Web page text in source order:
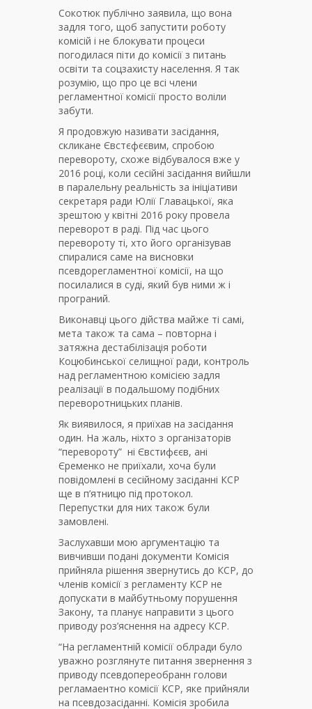
Сокотюк публічно заявила, що вона
задля того, щоб запустити роботу
комісій і не блокувати процеси
погодилася піти до комісії з питань
освіти та соцзахисту населення. Я так
розумію, що про це всі члени
регламентної комісії просто воліли
забути.
Я продовжую називати засідання,
скликане Євстєфєєвим, спробою
перевороту, схоже відбувалося вже у
2016 році, коли сесійні засідання вийшли
в паралельну реальність за ініціативи
секретаря ради Юлії Главацької, яка
зрештою у квітні 2016 року провела
переворот в раді. Під час цього
перевороту ті, хто його організував
спиралися саме на висновки
псевдорегламентної комісії, на що
посилалися в суді, який був ними ж і
програний.
Виконавці цього дійства майже ті самі,
мета також та сама – повторна і
затяжна дестабілізація роботи
Коцюбинської селищної ради, контроль
над регламентною комісією задля
реалізації в подальшому подібних
переворотницьких планів.
Як виявилося, я приїхав на засідання
один. На жаль, ніхто з організаторів
“перевороту” ні Євстифєєв, ані
Єременко не приїхали, хоча були
повідомлені в сесійному засіданні КСР
ще в п’ятницю під протокол.
Перепустки для них також були
замовлені.
Заслухавши мою аргументацію та
вивчивши подані документи Комісія
прийняла рішення звернутись до КСР, до
членів комісії з регламенту КСР не
допускати в майбутньому порушення
Закону, та планує направити з цього
приводу роз’яснення на адресу КСР.
“На регламентній комісії облради було
уважно розглянуте питання звернення з
приводу псевдопереобранн голови
регламаентно комісії КСР, яке прийняли
на псевдозасіданні. Комісія зробила